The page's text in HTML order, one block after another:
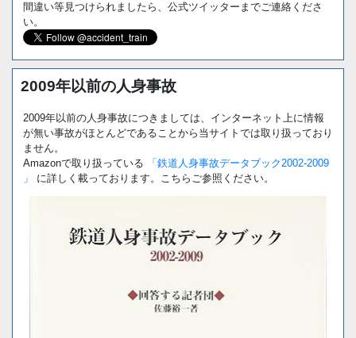
間違い等見つけられましたら、公式ツイッターまでご連絡くださ
い。
2009年以前の人身事故
2009年以前の人身事故につきましては、インターネット上に情報
が無い事故がほとんどであることから当サイトでは取り扱っており
ません。
Amazonで取り扱っている
「鉄道人身事故データブック2002-2009
」
に詳しく載っております。こちらご参照ください。